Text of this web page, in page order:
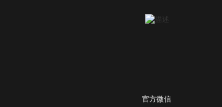
官方微信